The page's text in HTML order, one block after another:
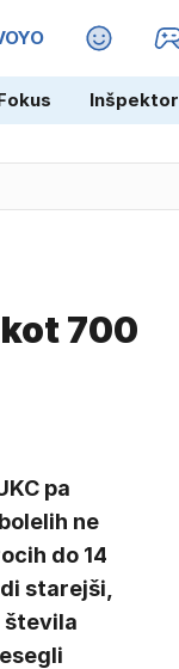
MAGAZIN
Inšpektor
700
pa
ne
do 14
starejši,
števila